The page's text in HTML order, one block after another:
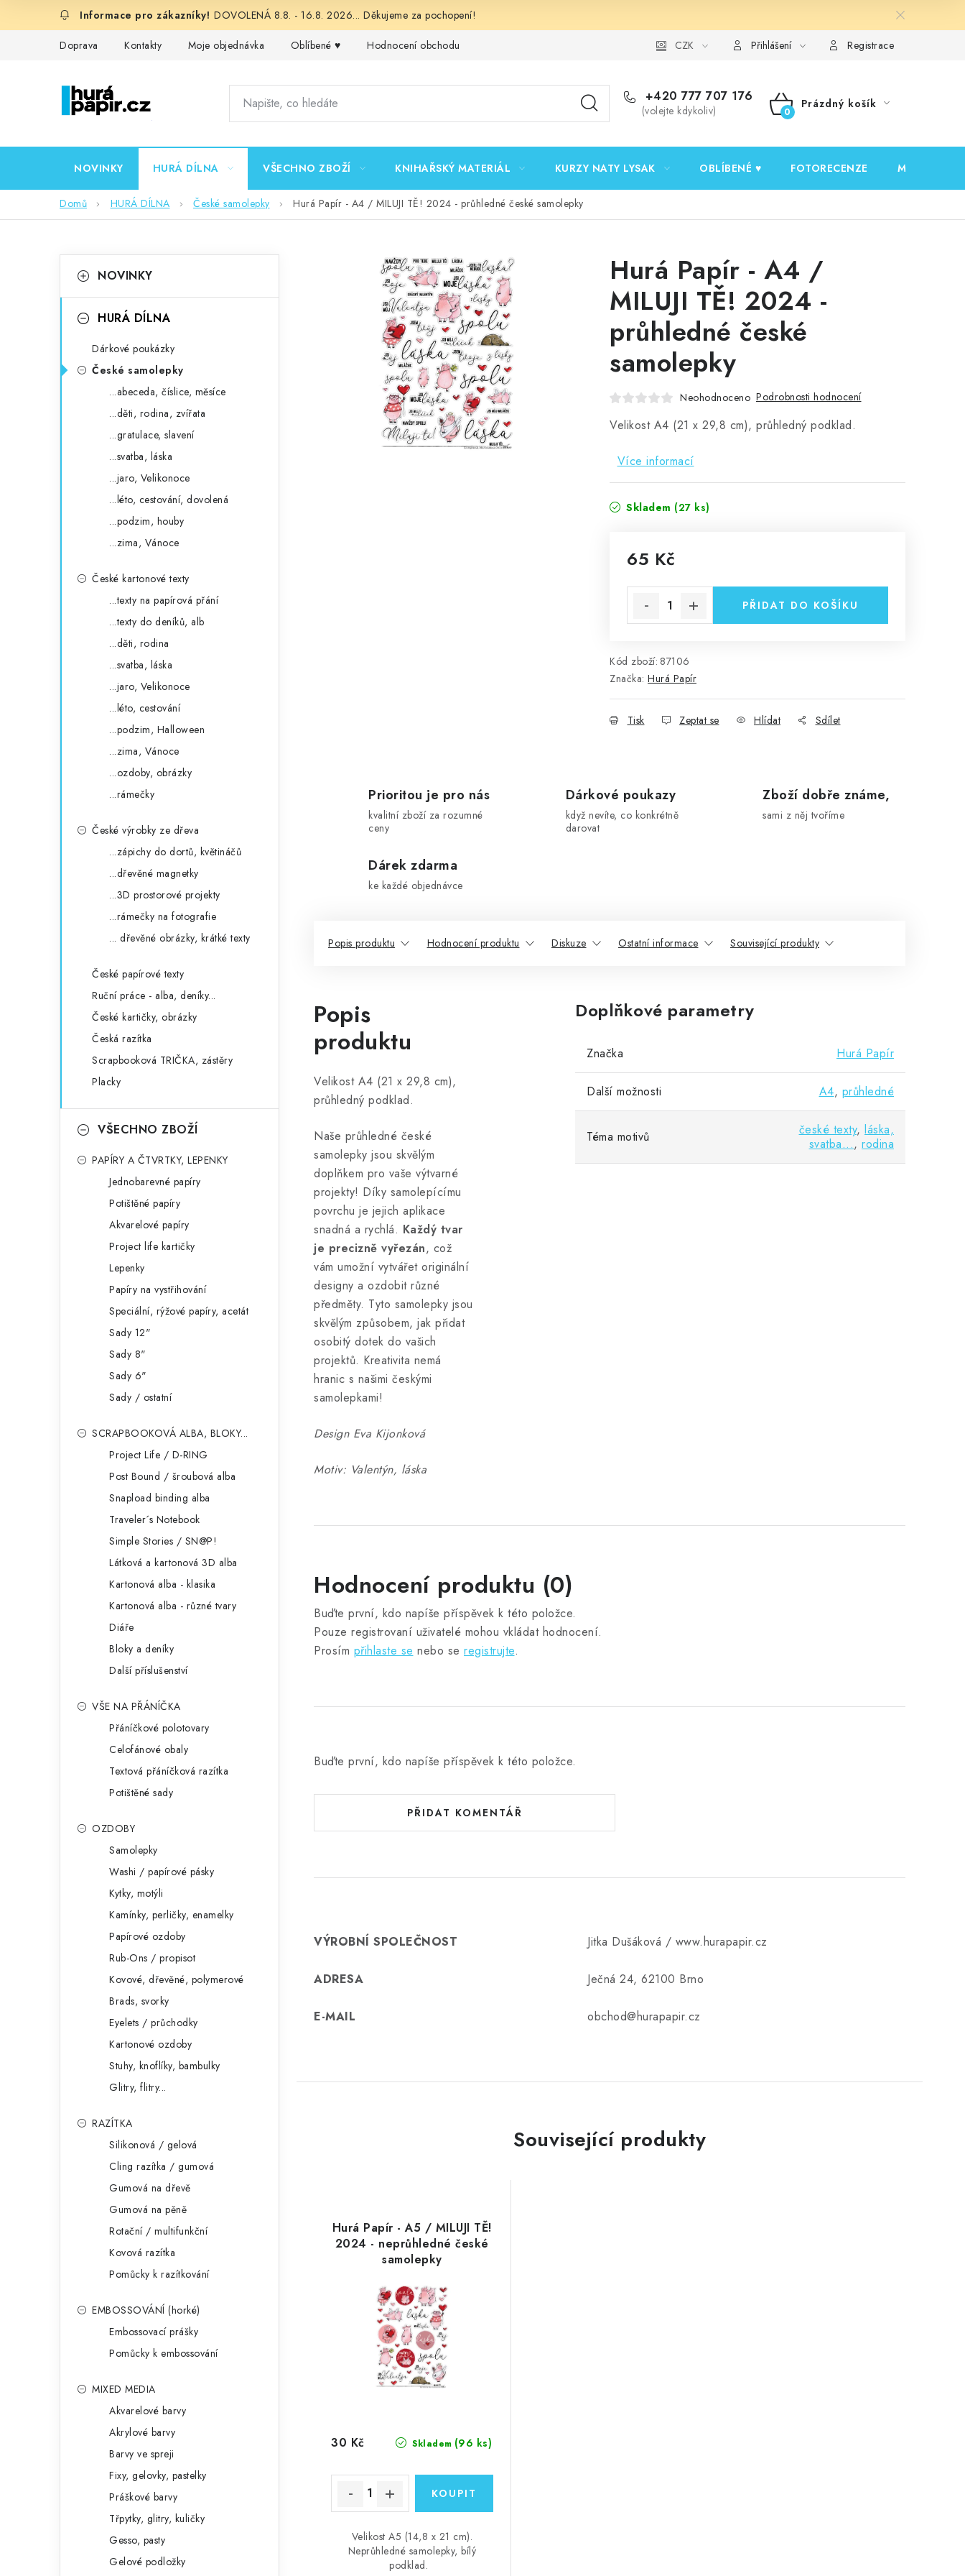
DOVOLENÁ 8.8. - 16.8. 2026... Děkujeme za pochopení!
Doprava Kontakty Moje objednávka Oblíbené ♥️ Hodnocení obchodu Podmínky ochrany osobních údajů Ověřování recenzí
CZK Přihlášení Registrace
+420 777 707 176
(volejte kdykoliv)
NÁKUPNÍ
Prázdný košík
NOVINKY HURÁ DÍLNA VŠECHNO ZBOŽÍ KNIHAŘSKÝ MATERIÁL KURZY NATY LYSAK OBLÍBENÉ ♥️ FOTORECENZE MOJE
Domů HURÁ DÍLNA České samolepky Hurá Papír - A4 / MILUJI TĚ! 2024 - průhledné české samolepky
o
r
kategorie
a
g
o
NOVINKY
HURÁ DÍLNA
Dárkové poukázky
České samolepky
...abeceda, číslice, měsíce
...děti, rodina, zvířata
...gratulace, slavení
...svatba, láska
...jaro, Velikonoce
...léto, cestování, dovolená
...podzim, houby
...zima, Vánoce
České kartonové texty
...texty na papírová přání
...texty do deníků, alb
...děti, rodina
...svatba, láska
...jaro, Velikonoce
...léto, cestování
...podzim, Halloween
...zima, Vánoce
...ozdoby, obrázky
...rámečky
České výrobky ze dřeva
...zápichy do dortů, květináčů
...dřevěné magnetky
...3D prostorové projekty
...rámečky na fotografie
... dřevěné obrázky, krátké texty
České papírové texty
Ruční práce - alba, deníky...
České kartičky, obrázky
Česká razítka
Scrapbooková TRIČKA, zástěry
Placky
VŠECHNO ZBOŽÍ
PAPÍRY A ČTVRTKY, LEPENKY
Jednobarevné papíry
Potištěné papíry
Akvarelové papíry
Project life kartičky
Lepenky
Papíry na vystřihování
Speciální, rýžové papíry, acetát
Sady 12"
Sady 8"
Sady 6"
Sady / ostatní
SCRAPBOOKOVÁ ALBA, BLOKY...
Project Life / D-RING
Post Bound / šroubová alba
Snapload binding alba
Traveler´s Notebook
Simple Stories / SN@P!
Látková a kartonová 3D alba
Kartonová alba - klasika
Kartonová alba - různé tvary
Diáře
Bloky a deníky
Další příslušenství
VŠE NA PŘÁNÍČKA
Přáníčkové polotovary
Celofánové obaly
Textová přáníčková razítka
Potištěné sady
OZDOBY
Samolepky
Washi / papírové pásky
Kytky, motýli
Kamínky, perličky, enamelky
Papírové ozdoby
Rub-Ons / propisot
Kovové, dřevěné, polymerové
Brads, svorky
Eyelets / průchodky
Kartonové ozdoby
Stuhy, knoflíky, bambulky
Glitry, flitry...
RAZÍTKA
Silikonová / gelová
Cling razítka / gumová
Gumová na dřevě
Gumová na pěně
Rotační / multifunkční
Kovová razítka
Pomůcky k razítkování
EMBOSSOVÁNÍ (horké)
Embossovací prášky
Pomůcky k embossování
MIXED MEDIA
Akvarelové barvy
Akrylové barvy
Barvy ve spreji
Fixy, gelovky, pastelky
Práškové barvy
Třpytky, glitry, kuličky
Gesso, pasty
Gelové podložky
Hurá Papír - A4 /
MILUJI TĚ! 2024 -
průhledné české
samolepky
Neohodnoceno Podrobnosti hodnocení
Velikost A4 (21 x 29,8 cm), průhledný podklad.
Více informací
Skladem (27 ks)
65 Kč
PŘIDAT DO KOŠÍKU
Kód zboží: 87106
Značka: Hurá Papír
Tisk Zeptat se Hlídat Sdílet
Prioritou je pro nás
kvalitní zboží za rozumné
ceny
Dárkové poukazy
když nevíte, co konkrétně
darovat
Zboží dobře známe,
sami z něj tvoříme
Dárek zdarma
ke každé objednávce
Popis produktu Hodnocení produktu Diskuze Ostatní informace Související produkty
Popis
produktu
Velikost A4 (21 x 29,8 cm),
průhledný podklad.
Naše průhledné české
samolepky jsou skvělým
doplňkem pro vaše výtvarné
projekty! Díky samolepícímu
povrchu je jejich aplikace
snadná a rychlá. Každý tvar
je precizně vyřezán, což
vám umožní vytvářet originální
designy a ozdobit různé
předměty. Tyto samolepky jsou
skvělým způsobem, jak přidat
osobitý dotek do vašich
projektů. Kreativita nemá
hranic s našimi českými
samolepkami!
Design Eva Kijonková
Motiv: Valentýn, láska
Doplňkové parametry
Značka Hurá Papír
Další možnosti A4, průhledné
Téma motivů české texty, láska,
svatba..., rodina
Hodnocení produktu (0)
Buďte první, kdo napíše příspěvek k této položce.
Pouze registrovaní uživatelé mohou vkládat hodnocení.
Prosím přihlaste se nebo se registrujte.
Buďte první, kdo napíše příspěvek k této položce.
PŘIDAT KOMENTÁŘ
VÝROBNÍ SPOLEČNOST Jitka Dušáková / www.hurapapir.cz
ADRESA Ječná 24, 62100 Brno
E-MAIL obchod@hurapapir.cz
Související produkty
Hurá Papír - A5 / MILUJI TĚ!
2024 - neprůhledné české
samolepky
Skladem (96 ks)
30 Kč
Velikost A5 (14,8 x 21 cm).
Neprůhledné samolepky, bílý
podklad.